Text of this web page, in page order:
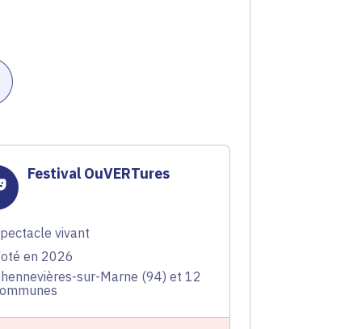
Festival OuVERTures
vivant
en 2026
sur-Marne (94) et 12